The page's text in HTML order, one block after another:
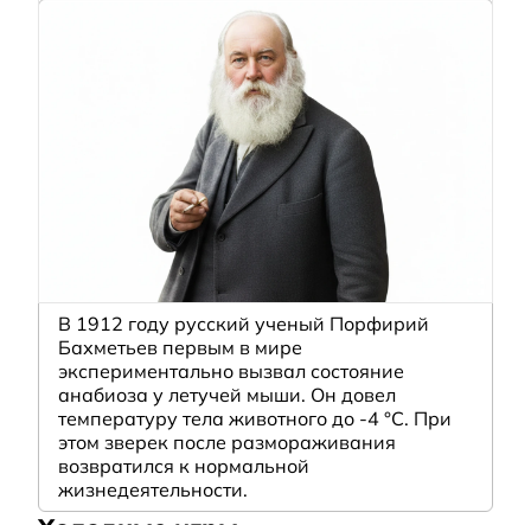
В 1912 году русский ученый Порфирий
Бахметьев первым в мире
экспериментально вызвал состояние
анабиоза у летучей мыши. Он довел
температуру тела животного до -4 °C. При
этом зверек после размораживания
возвратился к нормальной
жизнедеятельности.